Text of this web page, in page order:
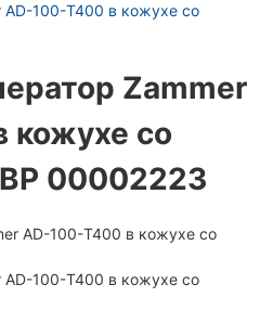
AD-100-Т400 в кожухе со
Zammer
кожухе со
00002223
AD-100-Т400 в кожухе со